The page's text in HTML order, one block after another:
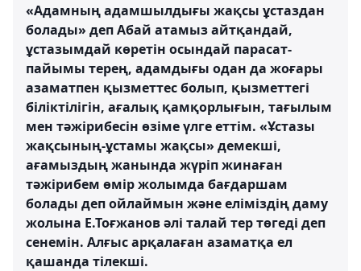
«Адамның адамшылдығы жақсы ұстаздан
болады» деп Абай атамыз айтқандай,
ұстазымдай көретін осындай парасат-
пайымы терең, адамдығы одан да жоғары
азаматпен қызметтес болып, қызметтегі
біліктілігін, ағалық қамқорлығын, тағылым
мен тәжірибесін өзіме үлге еттім. «Ұстазы
жақсының-ұстамы жақсы» демекші,
ағамыздың жанында жүріп жинаған
тәжірибем өмір жолымда бағдаршам
болады деп ойлаймын және еліміздің даму
жолына Е.Тоғжанов әлі талай тер төгеді деп
сенемін. Алғыс арқалаған азаматқа ел
қашанда тілекші.